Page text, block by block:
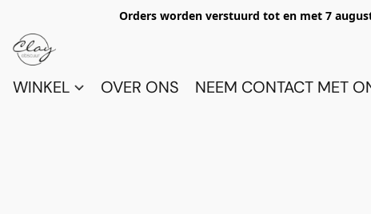
Orders worden verstuurd tot en met 7
WINKEL OVER ONS NEEM CONTACT MET